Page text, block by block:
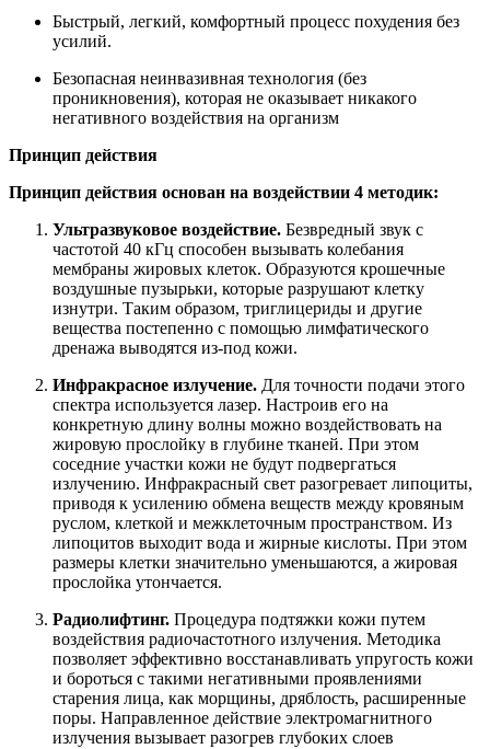
Быстрый, легкий, комфортный процесс похудения без
усилий.
Безопасная неинвазивная технология (без
проникновения), которая не оказывает никакого
негативного воздействия на организм
Принцип действия
Принцип действия основан на воздействии 4 методик:
Ультразвуковое воздействие. Безвредный звук с
частотой 40 кГц способен вызывать колебания
мембраны жировых клеток. Образуются крошечные
воздушные пузырьки, которые разрушают клетку
изнутри. Таким образом, триглицериды и другие
вещества постепенно с помощью лимфатического
дренажа выводятся из-под кожи.
Инфракрасное излучение. Для точности подачи этого
спектра используется лазер. Настроив его на
конкретную длину волны можно воздействовать на
жировую прослойку в глубине тканей. При этом
соседние участки кожи не будут подвергаться
излучению. Инфракрасный свет разогревает липоциты,
приводя к усилению обмена веществ между кровяным
руслом, клеткой и межклеточным пространством. Из
липоцитов выходит вода и жирные кислоты. При этом
размеры клетки значительно уменьшаются, а жировая
прослойка утончается.
Радиолифтинг. Процедура подтяжки кожи путем
воздействия радиочастотного излучения. Методика
позволяет эффективно восстанавливать упругость кожи
и бороться с такими негативными проявлениями
старения лица, как морщины, дряблость, расширенные
поры. Направленное действие электромагнитного
излучения вызывает разогрев глубоких слоев